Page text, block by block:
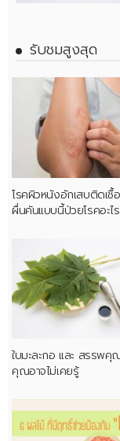
รับชมสูงสุด
โรคผิวหนังอักเสบติดเชื้
ผื่นคันแบบนี้ป่วยโรคอะไร
ใบมะละกอ และ สรรพคุ
คุณอาจไม่เคยรู้